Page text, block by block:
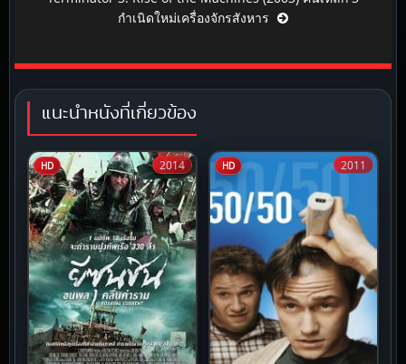
กำเนิดใหม่เครื่องจักรสังหาร
แนะนำหนังที่เกี่ยวข้อง
HD 2014 HD 2011